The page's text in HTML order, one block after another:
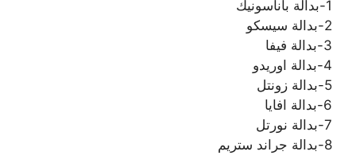
1-بدالة باناسونيك
2-بدالة سيسكو
3-بدالة فيفا
4-بدالة اوريدو
5-بدالة زونتل
6-بدالة افايا
7-بدالة نورتل
8-بدالة جراند ستريم